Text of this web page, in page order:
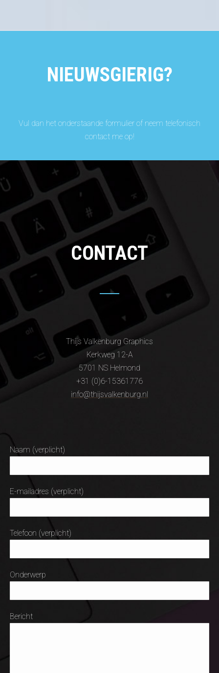
NIEUWSGIERIG?
Vul dan het onderstaande formulier of neem telefonisch
contact me op!
CONTACT
Thijs Valkenburg Graphics
Kerkweg 12-A
5701 NS Helmond
+31 (0)6-15361776
info@thijsvalkenburg.nl
Naam (verplicht)
E-mailadres (verplicht)
Telefoon (verplicht)
Onderwerp
Bericht